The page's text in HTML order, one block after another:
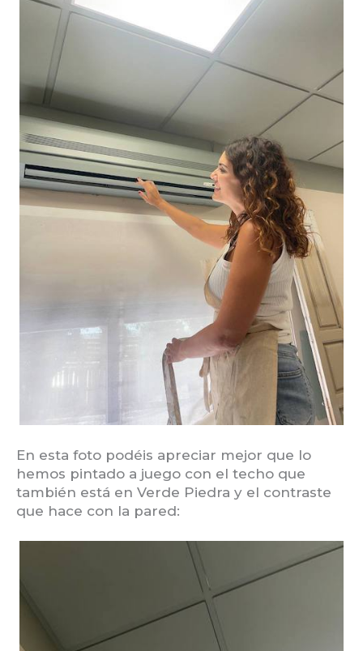
En esta foto podéis apreciar mejor que lo
hemos pintado a juego con el techo que
también está en Verde Piedra y el contraste
que hace con la pared: